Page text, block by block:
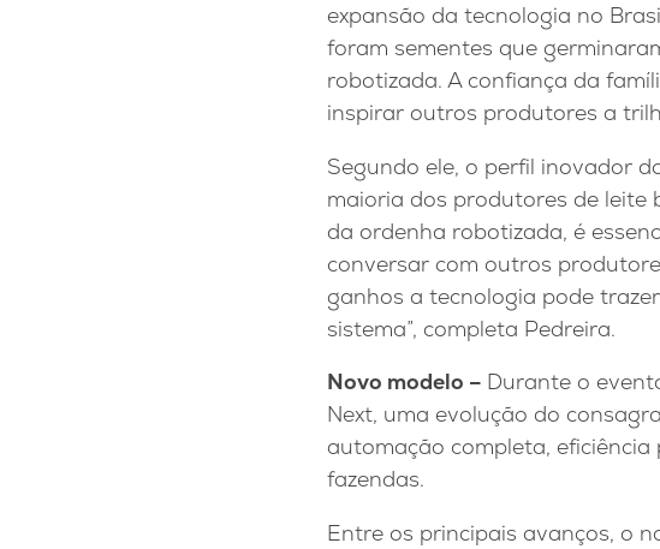
expansão da tecnologia no
foram sementes que
robotizada. A confiança da
inspirar outros produtores a
Segundo ele, o perfil inovador
maioria dos produtores de leite
da ordenha robotizada, é
conversar com outros
ganhos a tecnologia pode
sistema”, completa Pedreira.
Novo modelo – Durante o
Next, uma evolução do
automação completa,
fazendas.
Entre os principais avanços, o